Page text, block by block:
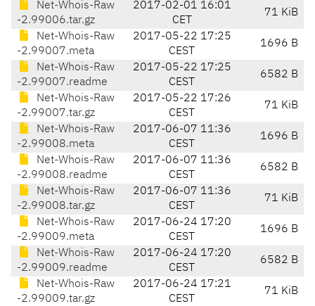
Net-Whois-Raw
-2.99006.tar.gz
2017-02-01 16:01
CET
71 KiB
Net-Whois-Raw
-2.99007.meta
2017-05-22 17:25
CEST
1696 B
Net-Whois-Raw
-2.99007.readme
2017-05-22 17:25
CEST
6582 B
Net-Whois-Raw
-2.99007.tar.gz
2017-05-22 17:26
CEST
71 KiB
Net-Whois-Raw
-2.99008.meta
2017-06-07 11:36
CEST
1696 B
Net-Whois-Raw
-2.99008.readme
2017-06-07 11:36
CEST
6582 B
Net-Whois-Raw
-2.99008.tar.gz
2017-06-07 11:36
CEST
71 KiB
Net-Whois-Raw
-2.99009.meta
2017-06-24 17:20
CEST
1696 B
Net-Whois-Raw
-2.99009.readme
2017-06-24 17:20
CEST
6582 B
Net-Whois-Raw
-2.99009.tar.gz
2017-06-24 17:21
CEST
71 KiB